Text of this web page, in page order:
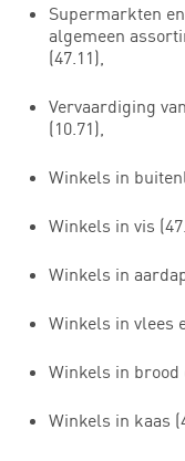
Supermarkten
algemeen
(47.11),
Vervaardiging
(10.71),
Winkels in
Winkels in vis
Winkels in
Winkels in vlees
Winkels in brood
Winkels in kaas